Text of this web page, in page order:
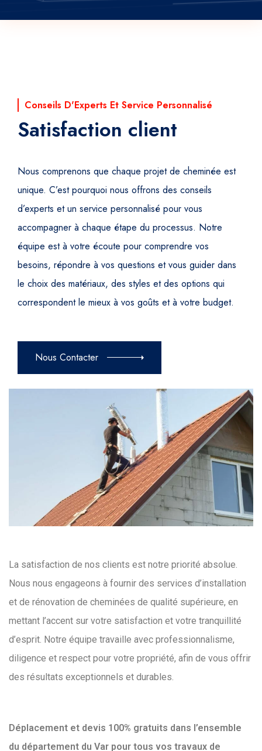
Conseils D'Experts Et Service Personnalisé
Satisfaction client
Nous comprenons que chaque projet de cheminée est
unique. C’est pourquoi nous offrons des conseils
d’experts et un service personnalisé pour vous
accompagner à chaque étape du processus. Notre
équipe est à votre écoute pour comprendre vos
besoins, répondre à vos questions et vous guider dans
le choix des matériaux, des styles et des options qui
correspondent le mieux à vos goûts et à votre budget.
Nous Contacter
La satisfaction de nos clients est notre priorité absolue.
Nous nous engageons à fournir des services d’installation
et de rénovation de cheminées de qualité supérieure, en
mettant l’accent sur votre satisfaction et votre tranquillité
d’esprit. Notre équipe travaille avec professionnalisme,
diligence et respect pour votre propriété, afin de vous offrir
des résultats exceptionnels et durables.
Déplacement et devis 100% gratuits dans l’ensemble
du département du Var pour tous vos travaux de